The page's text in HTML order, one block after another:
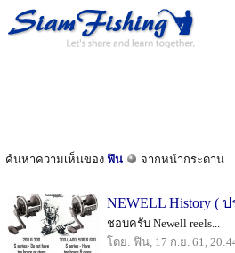
ค้นหาความเห็นของ ฟิน จากหน้ากระดาน
NEWELL History (
ชอบครับ Newell reels...
โดย: ฟิน, 17 ก.ย. 61,